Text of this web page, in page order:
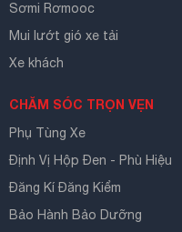
Sơmi Rơmooc
Mui lướt gió xe tải
Xe khách
CHĂM SÓC TRỌN VẸN
Phụ Tùng Xe
Định Vị Hộp Đen - Phù Hiệu
Đăng Kí Đăng Kiểm
Bảo Hành Bảo Dưỡng